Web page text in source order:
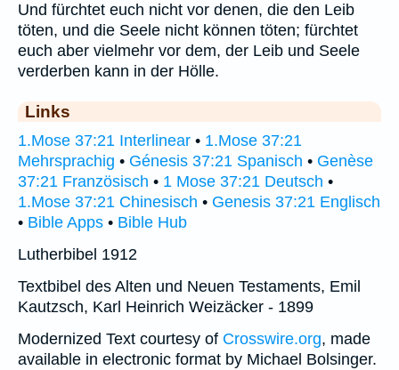
Und fürchtet euch nicht vor denen, die den Leib
töten, und die Seele nicht können töten; fürchtet
euch aber vielmehr vor dem, der Leib und Seele
verderben kann in der Hölle.
Links
1.Mose 37:21 Interlinear • 1.Mose 37:21
Mehrsprachig • Génesis 37:21 Spanisch • Genèse
37:21 Französisch • 1 Mose 37:21 Deutsch •
1.Mose 37:21 Chinesisch • Genesis 37:21 Englisch
• Bible Apps • Bible Hub
Lutherbibel 1912
Textbibel des Alten und Neuen Testaments, Emil
Kautzsch, Karl Heinrich Weizäcker - 1899
Modernized Text courtesy of Crosswire.org, made
available in electronic format by Michael Bolsinger.